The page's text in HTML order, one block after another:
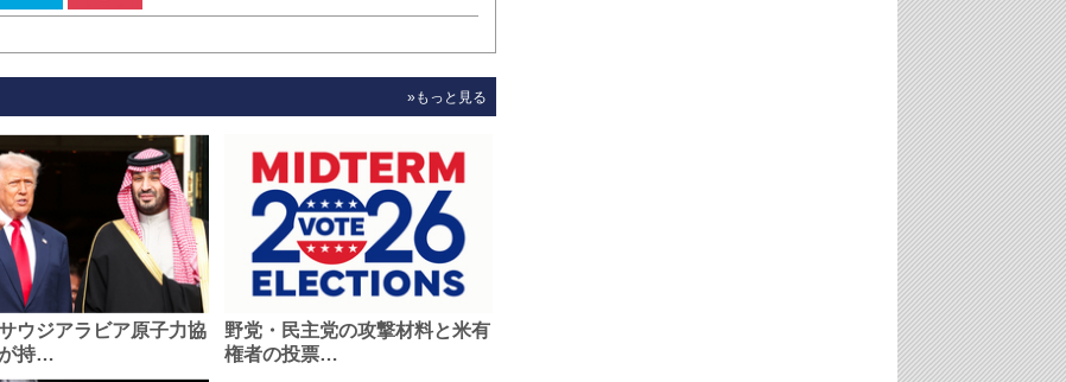
»もっと見る
ウジアラビア原子力協
持…
野党・民主党の攻撃材料と米有
権者の投票…